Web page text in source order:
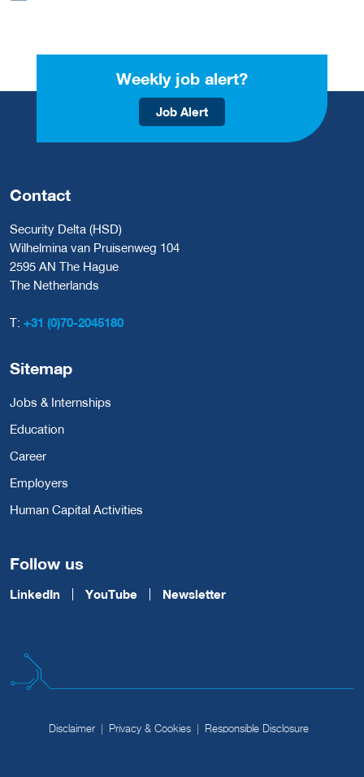
Weekly job alert?
Job Alert
Contact
Security Delta (HSD)
Wilhelmina van Pruisenweg 104
2595 AN The Hague
The Netherlands
T: +31 (0)70-2045180
Sitemap
Jobs & Internships
Education
Career
Employers
Human Capital Activities
Follow us
LinkedIn YouTube Newsletter
Disclaimer Privacy & Cookies Responsible Disclosure